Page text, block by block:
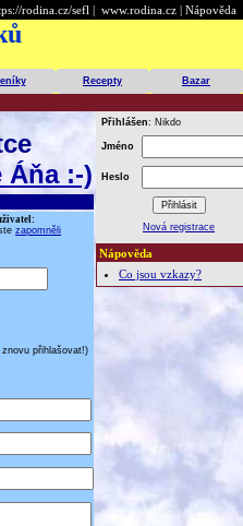
rodina.cz/sefl | www.rodina.cz | Nápověda
Recepty
Bazar
Áňa :-)
zapomněli
přihlašovat!)
Přihlášen: Nikdo
Jméno
Heslo
Nová registrace
Nápověda
Co jsou vzkazy?